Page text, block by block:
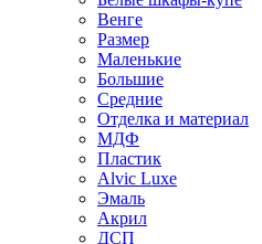
Венге
Размер
Маленькие
Большие
Средние
Отделка и материал
МДФ
Пластик
Alvic Luxe
Эмаль
Акрил
ДСП